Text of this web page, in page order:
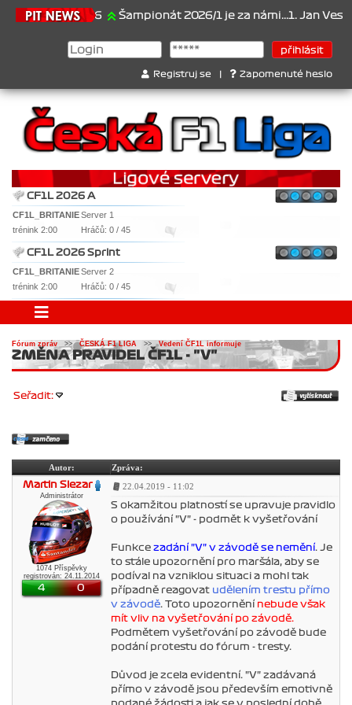
21.6.2026 Šampionát 2026/1 je za námi...1. Jan Veselý
Registruj se Zapomenuté heslo
CF1L 2026 A
CF1L_BRITANIEServer 1
trénink 2:00
Hráčů: 0 / 45
CF1L 2026 Sprint
CF1L_BRITANIEServer 2
trénink 2:00
Hráčů: 0 / 45
Fórum zpráv >>ČESKÁ F1 LIGA >>Vedení ČF1L informuje
ZMĚNA PRAVIDEL ČF1L - "V"
Seřadit:
Autor:
Zpráva:
Martin Slezar
Administrátor
1074 Příspěvky
registrován: 24.11.2014
4 0
22.04.2019 - 11:02
S okamžitou platností se upravuje pravidlo
o používání "V" - podmět k vyšetřování
Funkce zadání "V" v závodě se nemění. Je
to stále upozornění pro maršála, aby se
podíval na vzniklou situaci a mohl tak
případně reagovat udělením trestu přímo
v závodě. Toto upozornění nebude však
mít vliv na vyšetřování po závodě.
Podmětem vyšetřování po závodě bude
podání protestu do fórum - tresty.
Důvod je zcela evidentní. "V" zadávaná
přímo v závodě jsou především emotivně